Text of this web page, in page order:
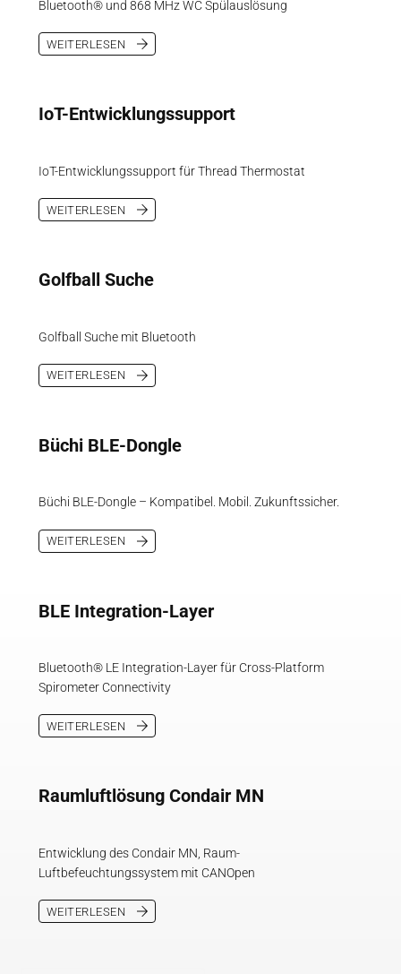
Bluetooth® und 868 MHz WC Spülauslösung
WEITERLESEN
IoT-Entwicklungssupport
IoT-Entwicklungssupport für Thread Thermostat
WEITERLESEN
Golfball Suche
Golfball Suche mit Bluetooth
WEITERLESEN
Büchi BLE-Dongle
Büchi BLE-Dongle – Kompatibel. Mobil. Zukunftssicher.
WEITERLESEN
BLE Integration-Layer
Bluetooth® LE Integration-Layer für Cross-Platform
Spirometer Connectivity
WEITERLESEN
Raumluftlösung Condair MN
Entwicklung des Condair MN, Raum-
Luftbefeuchtungssystem mit CANOpen
WEITERLESEN